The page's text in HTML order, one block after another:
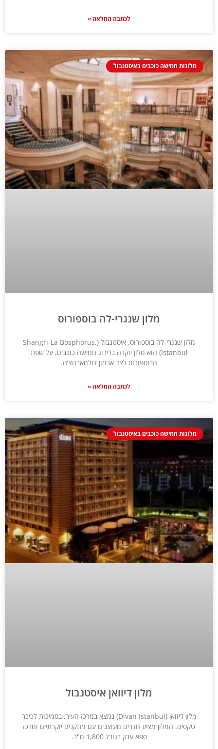
לכתבה המלאה »
מלונות חמישה כוכבים באיסטנבול
מלון שנגרי-לה בוספורוס
מלון שנגרי-לה בוספורוס, איסטנבול (Shangri-La Bosphorus,
Istanbul) הוא מלון יוקרה בדירוג חמישה כוכבים, על שפת
הבוספורוס לצד ארמון דולמאבהצ‘ה.
לכתבה המלאה »
מלונות חמישה כוכבים באיסטנבול
מלון דיוואן איסטנבול
מלון דיוואן (Divan Istanbul) נמצא במרכז העיר, בסמיכות לכיכר
טקסים. המלון מציע חדרים מעוצבים עם מתקנים יוקרתיים ומרכז
ספא ענק בגודל 1,800 מ"ר.